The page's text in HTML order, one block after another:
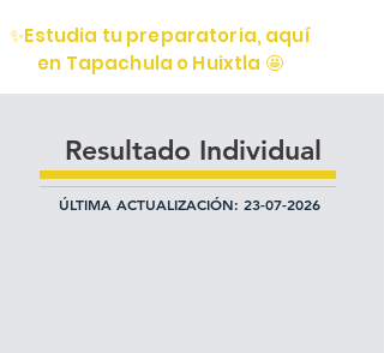
✨Estudia tu preparatoria, aquí
en Tapachula o Huixtla 🤩
Resultado Individual
ÚLTIMA ACTUALIZACIÓN: 23-07-2026